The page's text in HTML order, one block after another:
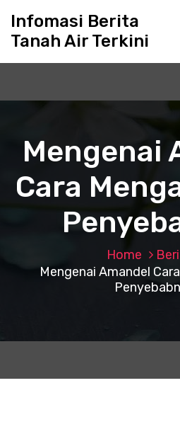
c
Infomasi Berita
Tanah Air Terkini
Mengenai
Cara
Home
Mengenai Amandel